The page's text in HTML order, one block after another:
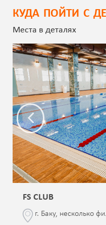
КУДА ПОЙТИ С
Места в деталях
FS CLUB
г. Баку, несколько